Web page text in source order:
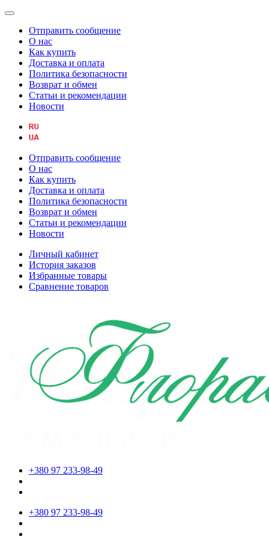
Отправить сообщение
О нас
Как купить
Доставка и оплата
Политика безопасности
Возврат и обмен
Статьи и рекомендации
Новости
Отправить сообщение
О нас
Как купить
Доставка и оплата
Политика безопасности
Возврат и обмен
Статьи и рекомендации
Новости
Личный кабинет
История заказов
Избранные товары
Сравнение товаров
+380 97 233-98-49
+380 97 233-98-49